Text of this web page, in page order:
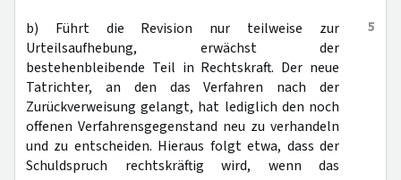
5
b) Führt die Revision nur teilweise zur
Urteilsaufhebung, erwächst der
bestehenbleibende Teil in Rechtskraft. Der neue
Tatrichter, an den das Verfahren nach der
Zurückverweisung gelangt, hat lediglich den noch
offenen Verfahrensgegenstand neu zu verhandeln
und zu entscheiden. Hieraus folgt etwa, dass der
Schuldspruch rechtskräftig wird, wenn das